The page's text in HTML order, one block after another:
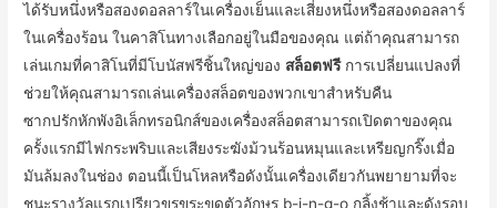
ได้รับหนึ่งหรือสองดอลลาร์ในเครื่องเย็นและเสี่ยงหนึ่งหรือสองดอลลาร์
ในเครื่องร้อน ในคาสิโนทางเลือกอยู่ในมือของคุณ แต่ถ้าคุณสามารถ
เล่นเกมที่คาสิโนที่มีโบนัสฟรีชิ้นใหญ่ของ สล็อตฟรีการเปลี่ยนแปลงที่
ช่วยให้คุณสามารถเล่นเครื่องสล็อตของพวกเขาสำหรับคืน
ซากปรักหักพังอิเล็กทรอนิกส์ของเครื่องสล็อตสามารถเปิดตาของคุณ
ครั้งแรกมีไฟกระพริบและเสียงระฆังม้วนร้อนหมุนและเหรียญกริ๊งเมื่อ
มันล้มลงในช่อง ตอนนี้เป็นโหลหรือดังนั้นเครื่องเดียวกันพยายามที่จะ
ชนะรางวัลแรกเปรียวขรุขระขูดตัวอักษร b-i-n-g-o กลิ้งช้าและดังรอบ